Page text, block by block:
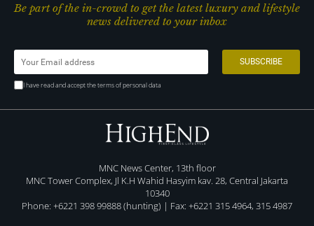
Be part of the in-crowd to get the latest luxury and lifestyle
news delivered to your inbox
I have read and accept the terms of personal data
MNC News Center, 13th floor
MNC Tower Complex, Jl K.H Wahid Hasyim kav. 28, Central Jakarta
10340
Phone: +6221 398 99888 (hunting) | Fax: +6221 315 4964, 315 4987